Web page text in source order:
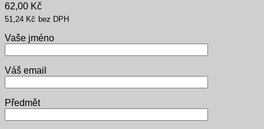
62,00 Kč
51,24 Kč bez DPH
Vaše jméno
Váš email
Předmět